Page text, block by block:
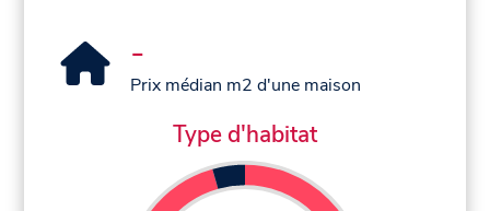
-
Prix médian m2 d'une maison
Type d'habitat